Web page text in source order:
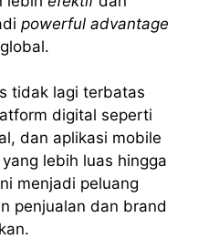
powerful advantage
tidak lagi terbatas
digital seperti
dan aplikasi mobile
lebih luas hingga
menjadi peluang
penjualan dan brand